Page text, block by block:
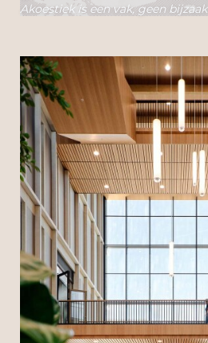
Akoestiek is een vak, geen bijzaak